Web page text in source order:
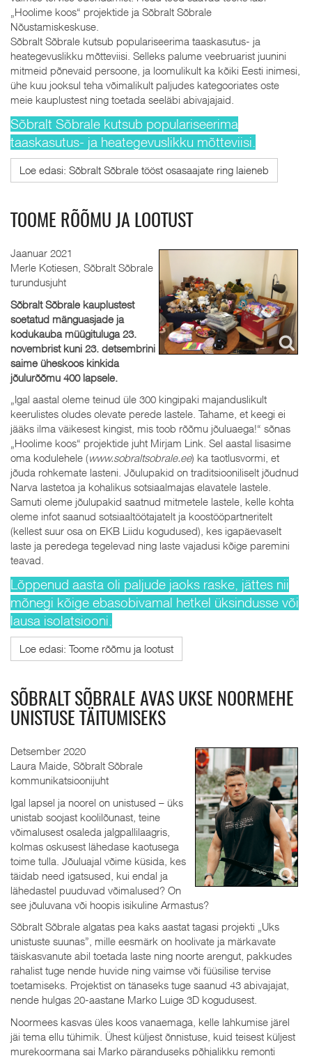
„Hoolime koos“ projektide ja Sõbralt Sõbrale
Nõustamiskeskuse.
Sõbralt Sõbrale kutsub populariseerima taaskasutus- ja
heategevuslikku mõtteviisi. Selleks palume veebruarist juunini
mitmeid põnevaid persoone, ja loomulikult ka kõiki Eesti inimesi,
ühe kuu jooksul teha võimalikult paljudes kategooriates oste
meie kauplustest ning toetada seeläbi abivajajaid.
Sõbralt Sõbrale kutsub populariseerima
taaskasutus- ja heategevuslikku mõtteviisi.
Loe edasi: Sõbralt Sõbrale tööst osasaajate ring laieneb
TOOME RÕÕMU JA LOOTUST
Jaanuar 2021
Merle Kotiesen, Sõbralt Sõbrale
turundusjuht
Sõbralt Sõbrale kauplustest
soetatud mänguasjade ja
kodukauba müügituluga 23.
novembrist kuni 23. detsembrini
saime üheskoos kinkida
jõulurõõmu 400 lapsele.
„Igal aastal oleme teinud üle 300 kingipaki majanduslikult
keerulistes oludes olevate perede lastele. Tahame, et keegi ei
jääks ilma väikesest kingist, mis toob rõõmu jõuluaega!“ sõnas
„Hoolime koos“ projektide juht Mirjam Link. Sel aastal lisasime
oma kodulehele (www.sobraltsobrale.ee) ka taotlusvormi, et
jõuda rohkemate lasteni. Jõulupakid on traditsiooniliselt jõudnud
Narva lastetoa ja kohalikus sotsiaalmajas elavatele lastele.
Samuti oleme jõulupakid saatnud mitmetele lastele, kelle kohta
oleme infot saanud sotsiaaltöötajatelt ja koostööpartneritelt
(kellest suur osa on EKB Liidu kogudused), kes igapäevaselt
laste ja peredega tegelevad ning laste vajadusi kõige paremini
teavad.
Lõppenud aasta oli paljude jaoks raske, jättes nii
mõnegi kõige ebasobivamal hetkel üksindusse või
lausa isolatsiooni.
Loe edasi: Toome rõõmu ja lootust
SÕBRALT SÕBRALE AVAS UKSE NOORMEHE
UNISTUSE TÄITUMISEKS
Detsember 2020
Laura Maide, Sõbralt Sõbrale
kommunikatsioonijuht
Igal lapsel ja noorel on unistused – üks
unistab soojast koolilõunast, teine
võimalusest osaleda jalgpallilaagris,
kolmas oskusest lähedase kaotusega
toime tulla. Jõuluajal võime küsida, kes
täidab need igatsused, kui endal ja
lähedastel puuduvad võimalused? On
see jõuluvana või hoopis isikuline Armastus?
Sõbralt Sõbrale algatas pea kaks aastat tagasi projekti „Uks
unistuste suunas”, mille eesmärk on hoolivate ja märkavate
täiskasvanute abil toetada laste ning noorte arengut, pakkudes
rahalist tuge nende huvide ning vaimse või füüsilise tervise
toetamiseks. Projektist on tänaseks tuge saanud 43 abivajajat,
nende hulgas 20-aastane Marko Luige 3D kogudusest.
Noormees kasvas üles koos vanaemaga, kelle lahkumise järel
jäi tema ellu tühimik. Ühest küljest õnnistuse, kuid teisest küljest
murekoormana sai Marko päranduseks põhjalikku remonti